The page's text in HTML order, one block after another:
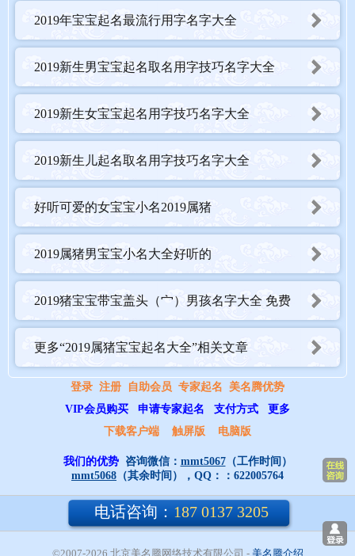
生肖是民俗，各地说法不同，美名腾起名网收集整理了部分说法。
不知你那里有什么说法呢？大家可以结合自己家乡的习俗，参考一
下。
2019猪年12月/十二月生宝宝起名名字大全
1、2019猪年12月/十二月生宝宝起名宜用部首和字形
2、2019猪年12月/十二月生宝宝起名宜用“田”字形。
代表猪在田间有五谷杂粮可食，自在逍遥，如：田、甲、留等。
2019年宝宝起名最流行用字名字大全
2019新生男宝宝起名取名用字技巧名字大全
2019新生女宝宝起名用字技巧名字大全
2019新生儿起名取名用字技巧名字大全
好听可爱的女宝宝小名2019属猪
2019属猪男宝宝小名大全好听的
2019猪宝宝带宝盖头（宀）男孩名字大全 免费
更多“2019属猪宝宝起名大全”相关文章
登录 注册 自助会员 专家起名 美名腾优势
VIP会员购买
申请专家起名 支付方式
更多
下载客户端
触屏版 电脑版
我们的优势 咨询微信： mmt5067（工作时间）
mmt5068 （其余时间），QQ：： 622005764
电话咨询： 187 0137 3205
©2007-2026 北京美名腾网络技术有限公司 - 美名腾介绍